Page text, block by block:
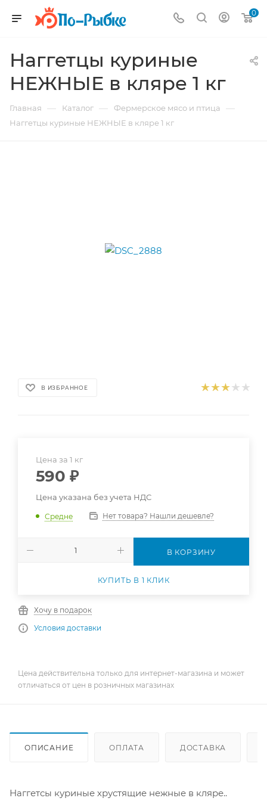
0
Наггетцы куриные
НЕЖНЫЕ в кляре 1 кг
Главная — Каталог — Фермерское мясо и птица —
Наггетцы куриные НЕЖНЫЕ в кляре 1 кг
В ИЗБРАННОЕ
Цена за 1 кг
590 ₽
Цена указана без учета НДС
Средне Нет товара? Нашли дешевле?
В КОРЗИНУ
КУПИТЬ В 1 КЛИК
Хочу в подарок
Условия доставки
Цена действительна только для интернет-магазина и может
отличаться от цен в розничных магазинах
ОПИСАНИЕ ОПЛАТА ДОСТАВКА
Наггетсы куриные хрустящие нежные в кляре..